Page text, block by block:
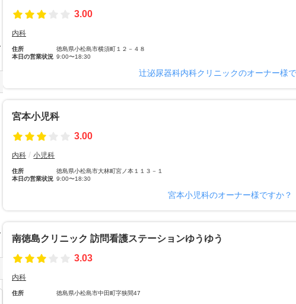
3.00
内科
住所
徳島県小松島市横須町１２－４８
本日の営業状況 9:00〜18:30
辻泌尿器科内科クリニックのオーナー様
宮本小児科
3.00
内科 小児科
住所
徳島県小松島市大林町宮ノ本１１３－１
本日の営業状況 9:00〜18:30
宮本小児科のオーナー様ですか？
南徳島クリニック 訪問看護ステーションゆうゆう
3.03
内科
住所 徳島県小松島市中田町字狭間47